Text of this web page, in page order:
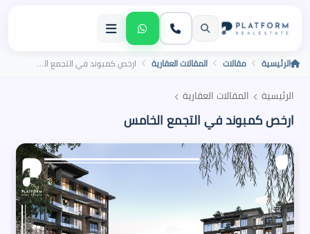
الرئيسية مقالات المقالات العقارية ارخص كمبوند في التجمع الخامس
الرئيسية › المقالات العقارية ›
ارخص كمبوند في التجمع الخامس